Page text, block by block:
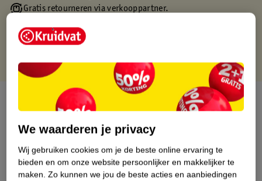
Gratis retourneren via verkooppartner.
Over dit product
Productinformatie
Etiketinformatie
We waarderen je privacy
Wij gebruiken cookies om je de beste online ervaring te
bieden en om onze website persoonlijker en makkelijker te
maken. Zo kunnen we jou de beste acties en aanbiedingen